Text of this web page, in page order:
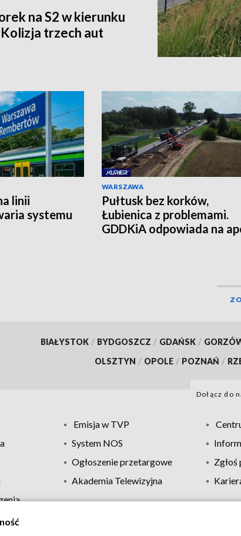
na S2 w kierunku
trzech aut
linii
systemu
WARSZAWA
Pułtusk bez korków,
Łubienica z problemami.
GDDKiA odpowiada na
BIAŁYSTOK / BYDGOSZCZ / GDAŃSK /
OLSZTYN / OPOLE / POZNAŃ /
Dołącz do
Emisja w TVP
System NOS
Ogłoszenie przetargowe
Akademia Telewizyjna